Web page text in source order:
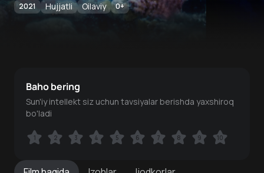
2021 Hujjatli Oilaviy 0+
Baho bering
Sun'iy intellekt siz uchun tavsiyalar berishda yaxshiroq
bo'ladi
1 2 3 4 5 6 7 8 9 10
1 2 3 4 5 6 7 8 9 10